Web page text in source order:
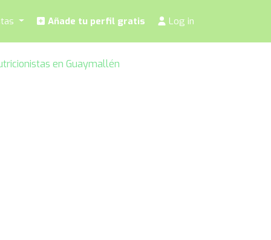
Añade tu perfil gratis Log in
en Guaymallén